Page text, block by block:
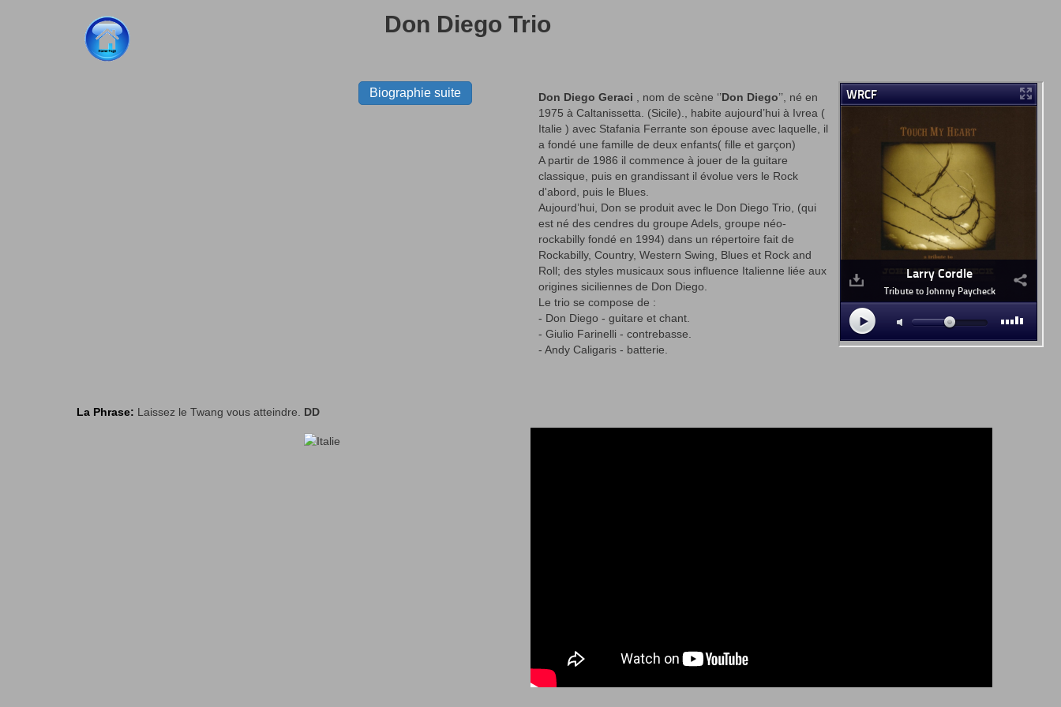
Don Diego Trio
Biographie suite Don Diego Geraci , nom de scène ‘’Don Diego’’, né en
1975 à Caltanissetta. (Sicile)., habite aujourd’hui à Ivrea (
Italie ) avec Stafania Ferrante son épouse avec laquelle, il
a fondé une famille de deux enfants( fille et garçon)
A partir de 1986 il commence à jouer de la guitare
classique, puis en grandissant il évolue vers le Rock
d'abord, puis le Blues.
Aujourd’hui, Don se produit avec le Don Diego Trio, (qui
est né des cendres du groupe Adels, groupe néo-
rockabilly fondé en 1994) dans un répertoire fait de
Rockabilly, Country, Western Swing, Blues et Rock and
Roll; des styles musicaux sous influence Italienne liée aux
origines siciliennes de Don Diego.
Le trio se compose de :
- Don Diego - guitare et chant.
- Giulio Farinelli - contrebasse.
- Andy Caligaris - batterie.
La Phrase: Laissez le Twang vous atteindre. DD